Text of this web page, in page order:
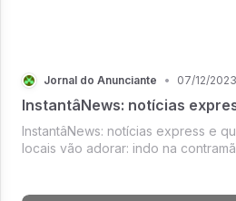
Jornal do Anunciante • 07/12/2023
InstantâNews: notícias
InstantâNews: notícias express e
locais vão adorar: indo na